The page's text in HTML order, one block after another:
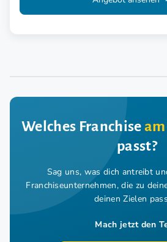
Welches Franchise
passt?
Sag uns, was dich antreibt
Franchiseunternehmen, die zu
deinen Zielen
Mach jetzt den